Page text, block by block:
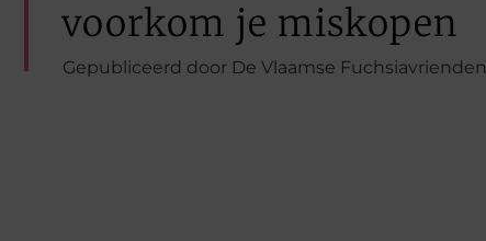
voorkom je miskopen
Gepubliceerd door De Vlaamse Fuchsiavrienden